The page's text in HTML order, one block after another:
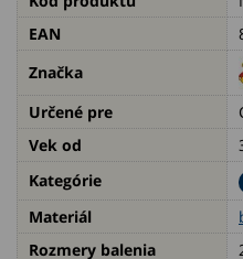
EAN
Značka
Určené pre
Vek od
Kategórie
Materiál
Rozmery balenia